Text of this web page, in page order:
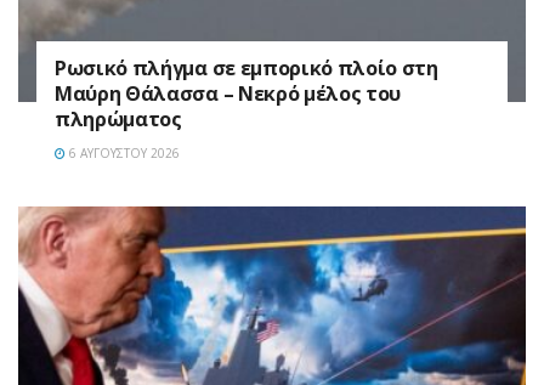
Ρωσικό πλήγμα σε εμπορικό πλοίο στη
Μαύρη Θάλασσα – Νεκρό μέλος του
πληρώματος
6 ΑΥΓΟΎΣΤΟΥ 2026